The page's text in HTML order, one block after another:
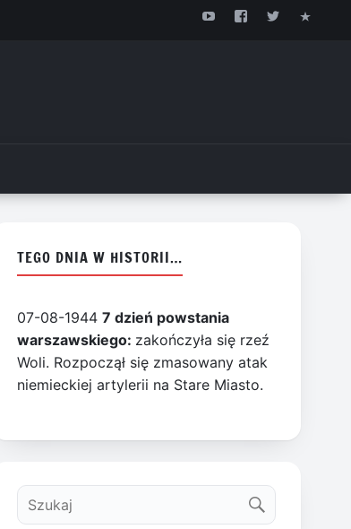
TEGO DNIA W HISTORII…
07-08-19447 dzień powstania
warszawskiego: zakończyła się rzeź
Woli. Rozpoczął się zmasowany atak
niemieckiej artylerii na Stare Miasto.